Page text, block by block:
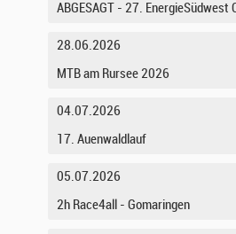
ABGESAGT - 27. EnergieSüdwest
28.06.2026
MTB am Rursee 2026
04.07.2026
17. Auenwaldlauf
05.07.2026
2h Race4all - Gomaringen